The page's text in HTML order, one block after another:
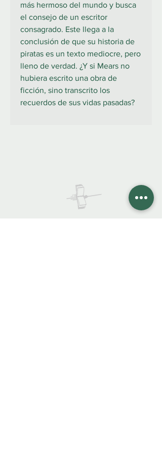
más hermoso del mundo y busca
el consejo de un escritor
consagrado. Este llega a la
conclusión de que su historia de
piratas es un texto mediocre, pero
lleno de verdad. ¿Y si Mears no
hubiera escrito una obra de
ficción, sino transcrito los
recuerdos de sus vidas pasadas?